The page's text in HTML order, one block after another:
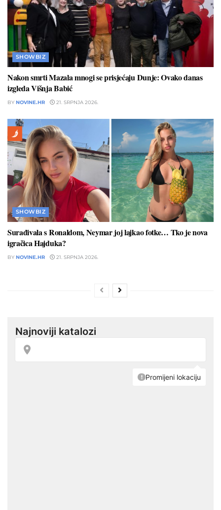
SHOWBIZ
Nakon smrti Mazala mnogi se prisjećaju Dunje: Ovako danas
izgleda Višnja Babić
BY NOVINE.HR 21. SRPNJA 2026.
SHOWBIZ
Surađivala s Ronaldom, Neymar joj lajkao fotke… Tko je nova
igračica Hajduka?
BY NOVINE.HR 21. SRPNJA 2026.